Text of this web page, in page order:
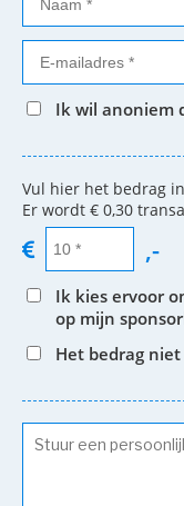
Ik wil anoniem
Vul hier het bedrag
Er wordt € 0,30
,-
Ik kies ervoor
op mijn
Het bedrag